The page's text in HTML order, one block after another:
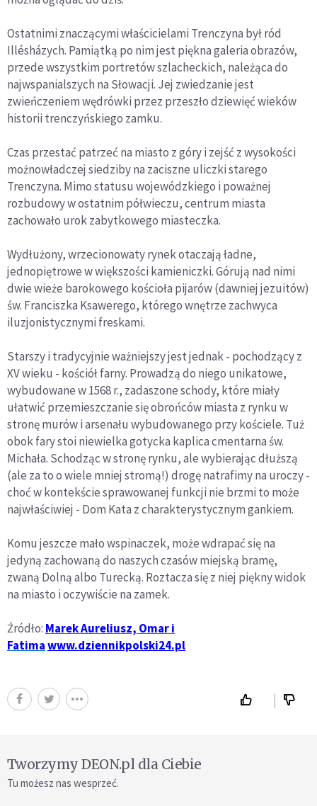
Ostatnimi znaczącymi właścicielami Trenczyna był ród
Illésházych. Pamiątką po nim jest piękna galeria obrazów,
przede wszystkim portretów szlacheckich, należąca do
najwspanialszych na Słowacji. Jej zwiedzanie jest
zwieńczeniem wędrówki przez przeszło dziewięć wieków
historii trenczyńskiego zamku.
Czas przestać patrzeć na miasto z góry i zejść z wysokości
możnowładczej siedziby na zaciszne uliczki starego
Trenczyna. Mimo statusu wojewódzkiego i poważnej
rozbudowy w ostatnim półwieczu, centrum miasta
zachowało urok zabytkowego miasteczka.
Wydłużony, wrzecionowaty rynek otaczają ładne,
jednopiętrowe w większości kamieniczki. Górują nad nimi
dwie wieże barokowego kościoła pijarów (dawniej jezuitów)
św. Franciszka Ksawerego, którego wnętrze zachwyca
iluzjonistycznymi freskami.
Starszy i tradycyjnie ważniejszy jest jednak - pochodzący z
XV wieku - kościół farny. Prowadzą do niego unikatowe,
wybudowane w 1568 r., zadaszone schody, które miały
ułatwić przemieszczanie się obrońców miasta z rynku w
stronę murów i arsenału wybudowanego przy kościele. Tuż
obok fary stoi niewielka gotycka kaplica cmentarna św.
Michała. Schodząc w stronę rynku, ale wybierając dłuższą
(ale za to o wiele mniej stromą!) drogę natrafimy na uroczy -
choć w kontekście sprawowanej funkcji nie brzmi to może
najwłaściwiej - Dom Kata z charakterystycznym gankiem.
Komu jeszcze mało wspinaczek, może wdrapać się na
jedyną zachowaną do naszych czasów miejską bramę,
zwaną Dolną albo Turecką. Roztacza się z niej piękny widok
na miasto i oczywiście na zamek.
Źródło: Marek Aureliusz, Omar i
Fatimawww.dziennikpolski24.pl
Tworzymy DEON.pl dla Ciebie
Tu możesz nas wesprzeć.